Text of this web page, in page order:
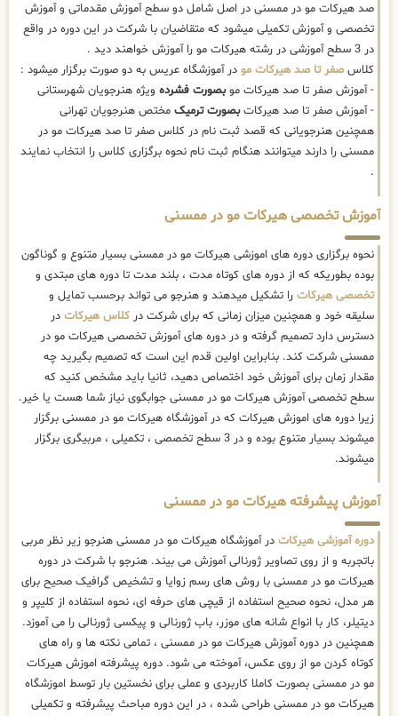
صد هیرکات مو در ممسنی در اصل شامل دو سطح آموزش مقدماتی و آموزش
تخصصی و آموزش تکمیلی میشود که متقاضیان با شرکت در این دوره در واقع
در 3 سطح آموزشی در رشته هیرکات مو را آموزش خواهند دید .
کلاسصفر تا صد هیرکات مو در آموزشگاه عریس به دو صورت برگزار میشود :
- آموزش صفر تا صد هیرکات موبصورت فشرده ویژه هنرجویان شهرستانی
- آموزش صفر تا صد هیرکاتبصورت ترمیک مختص هنرجویان تهرانی
همچنین هنرجویانی که قصد ثبت نام در کلاس صفر تا صد هیرکات مو در
ممسنی را دارند میتوانند هنگام ثبت نام نحوه برگزاری کلاس را انتخاب نمایند
.
آموزش تخصصی هیرکات مو در ممسنی
نحوه برگزاری دوره های اموزشی هیرکات مو در ممسنی بسیار متنوع و گوناگون
بوده بطوریکه که از دوره های کوتاه مدت ، بلند مدت تا دوره های مبتدی و
تخصصی هیرکات را تشکیل میدهند و هنرجو می تواند برحسب تمایل و
سلیقه خود و همچنین میزان زمانی که برای شرکت در کلاس هیرکات در
دسترس دارد تصمیم گرفته و در دوره های آموزش تخصصی هیرکات مو در
ممسنی شرکت کند. بنابراین اولین قدم این است که تصمیم بگیرید چه
مقدار زمان برای آموزش خود اختصاص دهید، ثانیا باید مشخص کنید که
سطح تخصصی آموزش هیرکات مو در ممسنی جوابگوی نیاز شما هست یا خیر.
زیرا دوره های اموزش هیرکات که در آموزشگاه هیرکات مو در ممسنی برگزار
میشوند بسیار متنوع بوده و در 3 سطح تخصصی ، تکمیلی ، مربیگری برگزار
میشوند.
آموزش پیشرفته هیرکات مو در ممسنی
دوره آموزشی هیرکات در آموزشگاه هیرکات مو در ممسنی هنرجو زیر نظر مربی
باتجربه و از روی تصاویر ژورنالی آموزش می بیند. هنرجو با شرکت در دوره
هیرکات مو در ممسنی با روش های رسم زوایا و تشخیص گرافیک صحیح برای
هر مدل، نحوه صحیح استفاده از قیچی های حرفه ای، نحوه استفاده از کلیپر و
دیتیلر، کار با انواع شانه های موزر، باب ژورنالی و پیکسی ژورنالی را می آموزد.
همچنین در دوره آموزش هیرکات مو در ممسنی ، تمامی نکته ها و راه های
کوتاه کردن مو از روی عکس، آموخته می شود. دوره پیشرفته اموزش هیرکات
مو در ممسنی بصورت کاملا کاربردی و عملی برای نخستین بار توسط اموزشگاه
هیرکات مو در ممسنی طراحی شده ، در این دوره مباحث پیشرفته و تکمیلی